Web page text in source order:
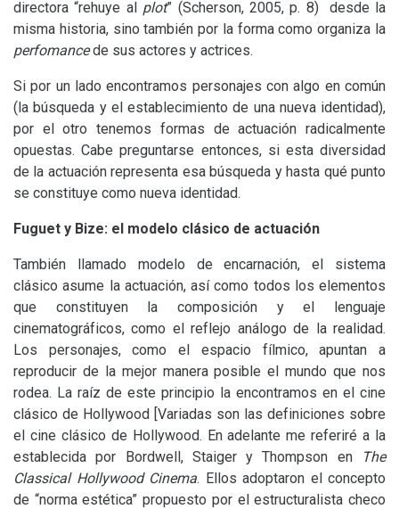
directora “rehuye al plot” (Scherson, 2005, p. 8)
desde la
misma historia, sino también por la forma como organiza la
perfomancede sus actores y actrices.
Si por un lado encontramos personajes con algo en común
(la búsqueda y el establecimiento de una nueva identidad),
por el otro tenemos formas de actuación radicalmente
opuestas. Cabe preguntarse entonces, si esta diversidad
de la actuación representa esa búsqueda y hasta qué punto
se constituye como nueva identidad.
Fuguet y Bize: el modelo clásico de actuación
También llamado modelo de encarnación, el sistema
clásico asume la actuación, así como todos los elementos
que constituyen la composición y el lenguaje
cinematográficos, como el reflejo análogo de la realidad.
Los personajes, como el espacio fílmico, apuntan a
reproducir de la mejor manera posible el mundo que nos
rodea. La raíz de este principio la encontramos en el cine
clásico de Hollywood [Variadas son las definiciones sobre
el cine clásico de Hollywood. En adelante me referiré a la
establecida por Bordwell, Staiger y Thompson en
The
Classical Hollywood Cinema. Ellos adoptaron el concepto
de “norma estética” propuesto por el estructuralista checo